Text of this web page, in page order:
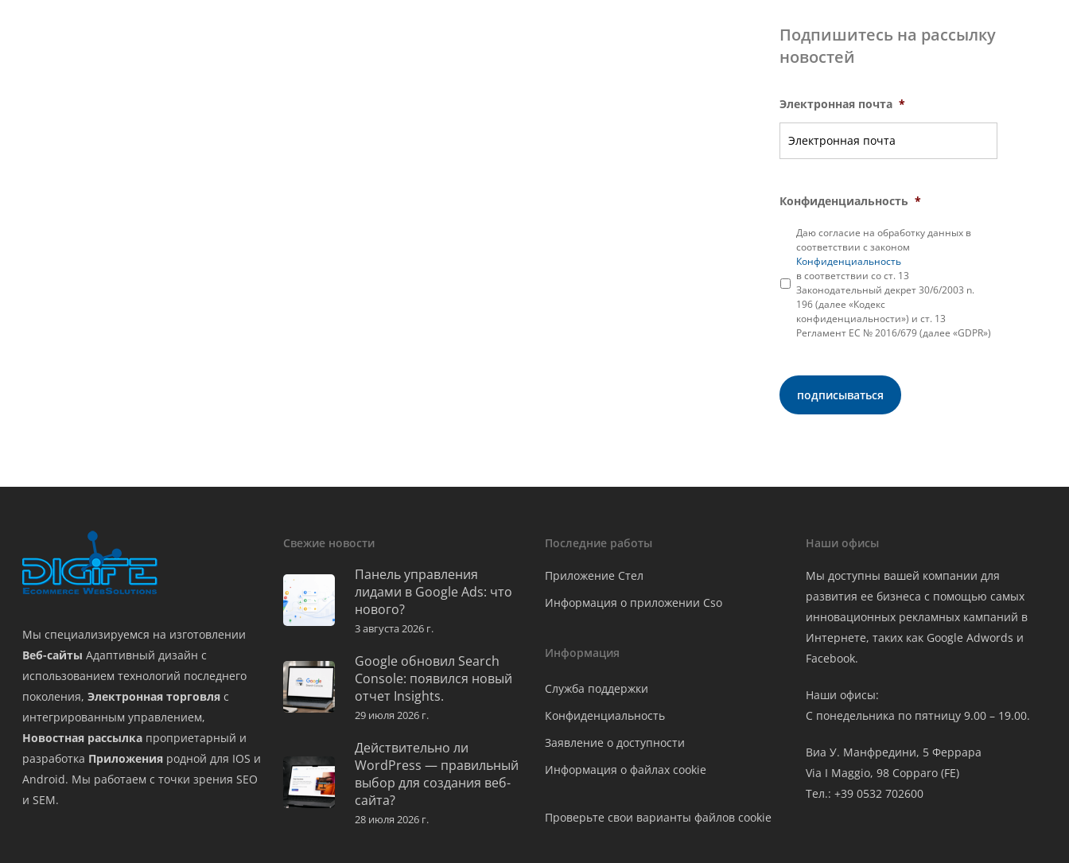
Подпишитесь на рассылку
новостей
Электронная почта *
Конфиденциальность *
Даю согласие на обработку данных в
соответствии с законом
Конфиденциальность
в соответствии со ст. 13
Законодательный декрет 30/6/2003 n.
196 (далее «Кодекс
конфиденциальности») и ст. 13
Регламент ЕС № 2016/679 (далее «GDPR»)
Мы специализируемся на изготовлении
Веб-сайты Адаптивный дизайн с
использованием технологий последнего
поколения, Электронная торговля с
интегрированным управлением,
Новостная рассылка проприетарный и
разработка Приложения родной для IOS и
Android. Мы работаем с точки зрения SEO
и SEM.
Свежие новости
Панель управления
лидами в Google Ads: что
нового?
3 августа 2026 г.
Google обновил Search
Console: появился новый
отчет Insights.
29 июля 2026 г.
Действительно ли
WordPress — правильный
выбор для создания веб-
сайта?
28 июля 2026 г.
Последние работы
Приложение Стел
Информация о приложении Cso
Информация
Служба поддержки
Конфиденциальность
Заявление о доступности
Информация о файлах cookie
Проверьте свои варианты файлов cookie
Наши офисы
Мы доступны вашей компании для
развития ее бизнеса с помощью самых
инновационных рекламных кампаний в
Интернете, таких как Google Adwords и
Facebook.
Наши офисы:
С понедельника по пятницу 9.00 – 19.00.
Виа У. Манфредини, 5 Феррара
Via I Maggio, 98 Copparo (FE)
Тел.: +39 0532 702600